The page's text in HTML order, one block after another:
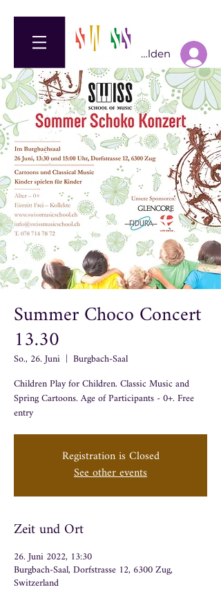
Anmelden
Summer Choco Concert
13.30
So., 26. Juni
  |
Burgbach-Saal
Children Play for Children. Classic Music and
Spring Cartoons. Age of Participants - 0+. Free
entry
Registration is Closed
See other events
Zeit und Ort
26. Juni 2022, 13:30
Burgbach-Saal, Dorfstrasse 12, 6300 Zug,
Switzerland